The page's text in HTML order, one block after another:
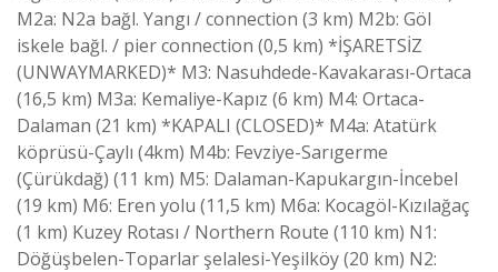
M2a: N2a bağl. Yangı / connection (3 km) M2b: Göl
iskele bağl. / pier connection (0,5 km) *İŞARETSİZ
(UNWAYMARKED)* M3: Nasuhdede-Kavakarası-Ortaca
(16,5 km) M3a: Kemaliye-Kapız (6 km) M4: Ortaca-
Dalaman (21 km) *KAPALI (CLOSED)* M4a: Atatürk
köprüsü-Çaylı (4km) M4b: Fevziye-Sarıgerme
(Çürükdağ) (11 km) M5: Dalaman-Kapukargın-İncebel
(19 km) M6: Eren yolu (11,5 km) M6a: Kocagöl-Kızılağaç
(1 km) Kuzey Rotası / Northern Route (110 km) N1:
Döğüşbelen-Toparlar şelalesi-Yeşilköy (20 km) N2: